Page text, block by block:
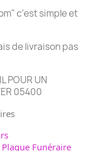
c'est simple et
de livraison pas
POUR UN
05400
Plaque Funéraire